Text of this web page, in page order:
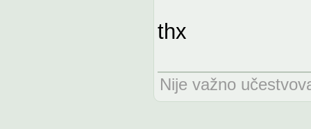
thx
Nije važno